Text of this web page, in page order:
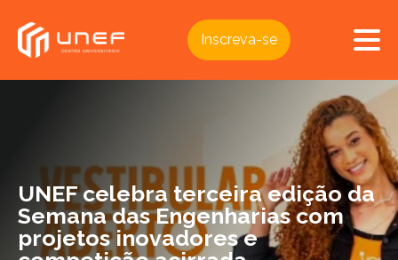
Inscreva-se
UNEF celebra terceira edição da
Semana das Engenharias com
projetos inovadores e